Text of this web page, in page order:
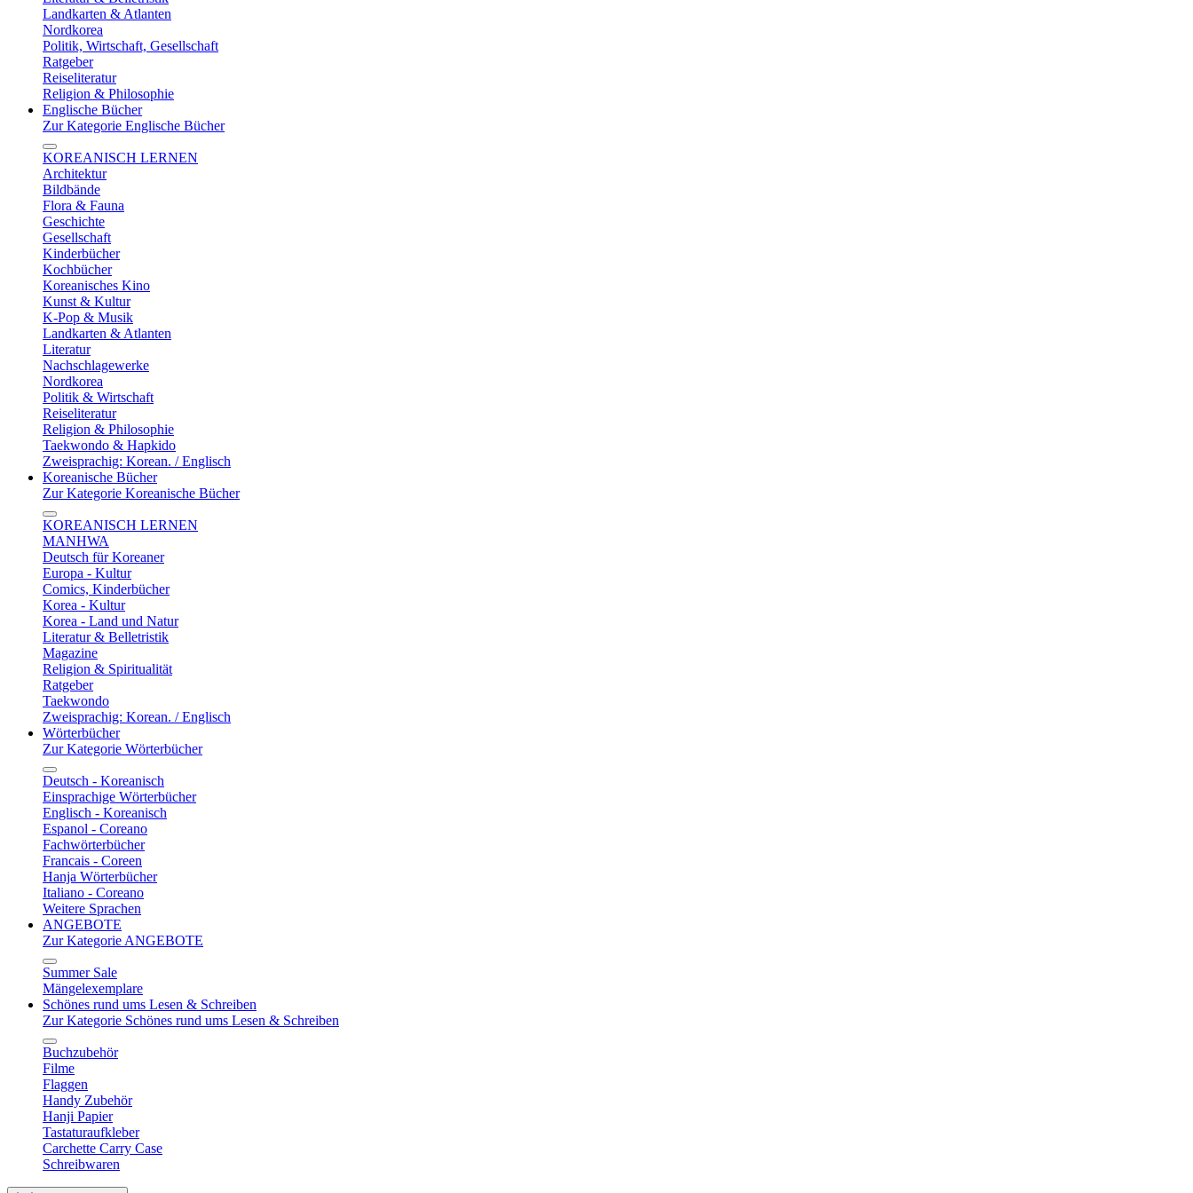
Landkarten & Atlanten
Nordkorea
Politik, Wirtschaft, Gesellschaft
Ratgeber
Reiseliteratur
Religion & Philosophie
Englische Bücher
Zur Kategorie Englische Bücher
KOREANISCH LERNEN
Architektur
Bildbände
Flora & Fauna
Geschichte
Gesellschaft
Kinderbücher
Kochbücher
Koreanisches Kino
Kunst & Kultur
K-Pop & Musik
Landkarten & Atlanten
Literatur
Nachschlagewerke
Nordkorea
Politik & Wirtschaft
Reiseliteratur
Religion & Philosophie
Taekwondo & Hapkido
Zweisprachig: Korean. / Englisch
Koreanische Bücher
Zur Kategorie Koreanische Bücher
KOREANISCH LERNEN
MANHWA
Deutsch für Koreaner
Europa - Kultur
Comics, Kinderbücher
Korea - Kultur
Korea - Land und Natur
Literatur & Belletristik
Magazine
Religion & Spiritualität
Ratgeber
Taekwondo
Zweisprachig: Korean. / Englisch
Wörterbücher
Zur Kategorie Wörterbücher
Deutsch - Koreanisch
Einsprachige Wörterbücher
Englisch - Koreanisch
Espanol - Coreano
Fachwörterbücher
Francais - Coreen
Hanja Wörterbücher
Italiano - Coreano
Weitere Sprachen
ANGEBOTE
Zur Kategorie ANGEBOTE
Summer Sale
Mängelexemplare
Schönes rund ums Lesen & Schreiben
Zur Kategorie Schönes rund ums Lesen & Schreiben
Buchzubehör
Filme
Flaggen
Handy Zubehör
Hanji Papier
Tastaturaufkleber
Carchette Carry Case
Schreibwaren